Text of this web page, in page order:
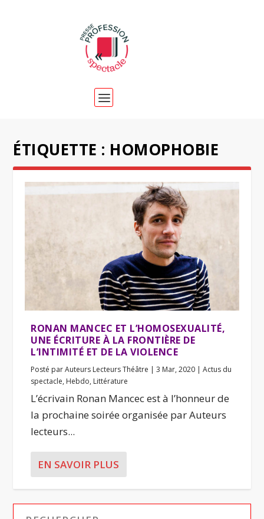
ÉTIQUETTE : HOMOPHOBIE
RONAN MANCEC ET L’HOMOSEXUALITÉ,
UNE ÉCRITURE À LA FRONTIÈRE DE
L’INTIMITÉ ET DE LA VIOLENCE
Posté parAuteurs Lecteurs Théâtre |3 Mar, 2020 |Actus du
spectacle, Hebdo, Littérature
L’écrivain Ronan Mancec est à l’honneur de
la prochaine soirée organisée par Auteurs
lecteurs...
EN SAVOIR PLUS